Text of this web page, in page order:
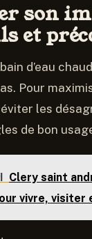
son
et
d’eau
Pour
les
de bon
Clery saint
vivre, visiter